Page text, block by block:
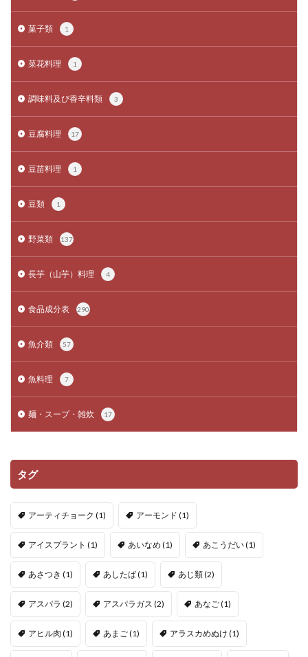
菓子類 1
菜花料理 1
調味料及び香辛料類 3
豆腐料理 17
豆苗料理 1
豆類 1
野菜類 137
長芋（山芋）料理 4
食品成分表 290
魚介類 57
魚料理 7
麺・スープ・雑炊 17
タグ
アーティチョーク (1) アーモンド (1)
アイスプラント (1) あいなめ (1) あこうだい(1)
あさつき (1) あしたば(1) あじ類(2)
アスパラ (2) アスパラガス (2) あなご(1)
アヒル肉 (1) あまご(1) アラスカめぬけ (1)